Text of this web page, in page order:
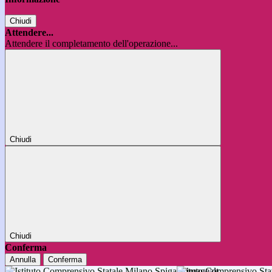
Chiudi
Attendere...
Attendere il completamento dell'operazione...
Chiudi
Chiudi
Conferma
Annulla Conferma